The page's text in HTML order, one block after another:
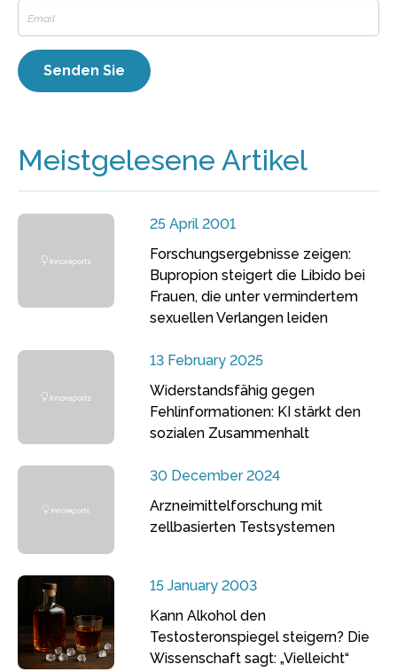
Meistgelesene Artikel
25 April 2001
Forschungsergebnisse zeigen:
Bupropion steigert die Libido bei
Frauen, die unter vermindertem
sexuellen Verlangen leiden
13 February 2025
Widerstandsfähig gegen
Fehlinformationen: KI stärkt den
sozialen Zusammenhalt
30 December 2024
Arzneimittelforschung mit
zellbasierten Testsystemen
15 January 2003
Kann Alkohol den
Testosteronspiegel steigern? Die
Wissenschaft sagt: „Vielleicht“